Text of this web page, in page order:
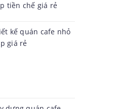
tiền chế giá rẻ
kế quán cafe nhỏ
giá rẻ